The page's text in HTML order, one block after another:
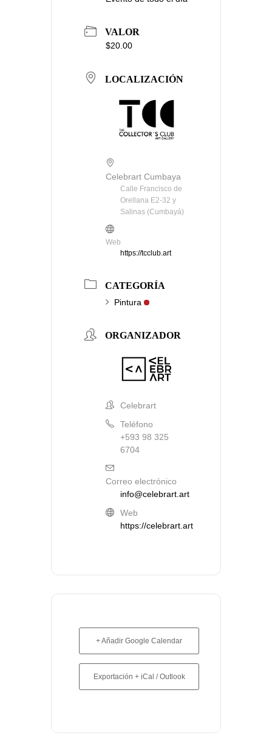
VALOR
$20.00
LOCALIZACIÓN
Celebrart Cumbaya
Calle Francisco de
Orellana E2-32 y
Salinas (Cumbayá)
Web
https://tcclub.art
CATEGORÍA
Pintura
ORGANIZADOR
Celebrart
Teléfono
+593 98 325
6704
Correo electrónico
info@celebrart.art
Web
https://celebrart.art
+ Añadir Google Calendar
Exportación + iCal / Outlook